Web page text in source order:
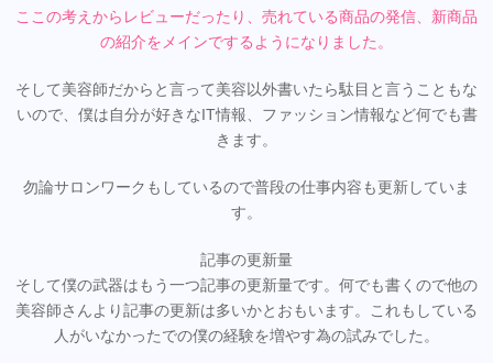
ここの考えからレビューだったり、売れている商品の発信、新商品
の紹介をメインでするようになりました。
そして美容師だからと言って美容以外書いたら駄目と言うこともな
いので、僕は自分が好きなIT情報、ファッション情報など何でも書
きます。
勿論サロンワークもしているので普段の仕事内容も更新していま
す。
記事の更新量
そして僕の武器はもう一つ記事の更新量です。何でも書くので他の
美容師さんより記事の更新は多いかとおもいます。これもしている
人がいなかったでの僕の経験を増やす為の試みでした。